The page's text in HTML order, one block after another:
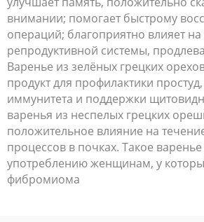
внимании; помогает быстрому
операций; благоприятно влияет на
репродуктивной системы,
Варенье из зелёных грецких
продукт для профилактики
иммунитета и поддержки
варенья из неспелых грецких
положительное влияние на
процессов в почках. Такое
употреблению женщинам, у
фибромиома